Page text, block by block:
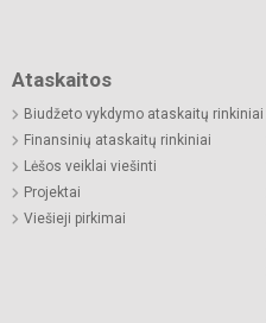
Ataskaitos
Biudžeto vykdymo ataskaitų rinkiniai
Finansinių ataskaitų rinkiniai
Lėšos veiklai viešinti
Projektai
Viešieji pirkimai